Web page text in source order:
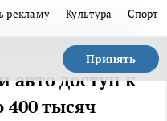
рекламу Культура Спорт
Принять
авто доступ к
тысяч